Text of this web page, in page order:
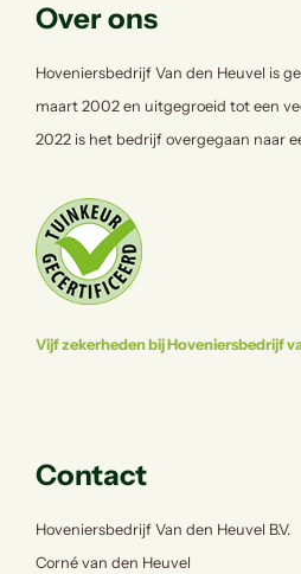
Over ons
Hoveniersbedrijf Van den Heuvel is
maart 2002 en uitgegroeid tot een
2022 is het bedrijf overgegaan naar
Vijf zekerheden bij Hoveniersbedrijf
Contact
Hoveniersbedrijf Van den Heuvel B.V.
Corné van den Heuvel